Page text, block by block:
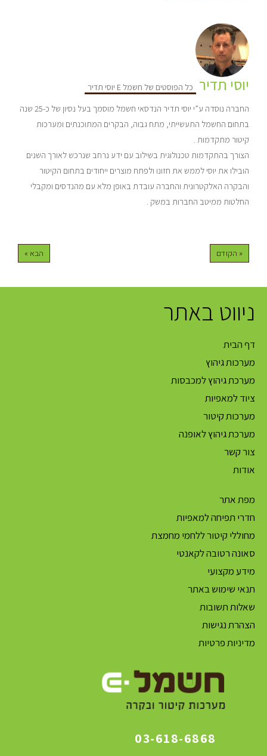
יוסי תדיר כל הפוסטים של חשמל E יוסי תדיר
החברה נוסדה ע”י יוסי תדיר הנדסאי חשמל מוסמך בעל נסיון של כ-25 שנה
בתחום החשמל התעשייתי, מתח גבוה, הבקרים המתוכנתים ומערכות
קיטור מתקדמות .
הצורך בהתקדמות טכנולוגית בשילוב עם ידע נרחב שנרכש לאורך השנים
הובילו את יוסי לממש את חזונו ולפתח מוצרים ייחודים בתחום הקיטור
והבקרה האלקטרונית והחברה עובדת באופן מלא עם מהנדסים ומקבלי
החלטות ממיטב החברות במשק .
« הקודם הבא »
ניווט באתר
דף הבית
מערכות גיהוץ
מערכת גיהוץ למכבסות
ציוד למאפיות
מערכות קיטור
מערכת גיהוץ לאופנה
צור קשר
אודות
מפת אתר
חדרי תפיחה למאפיות
מחוללי קיטור ללחמי מחמצת
סאונה רטובה לקאנטי
מידע מקצועי
תנאי שימוש באתר
שאלות תשובות
הצהרת נגישות
מדיניות פרטיות
03-618-6868